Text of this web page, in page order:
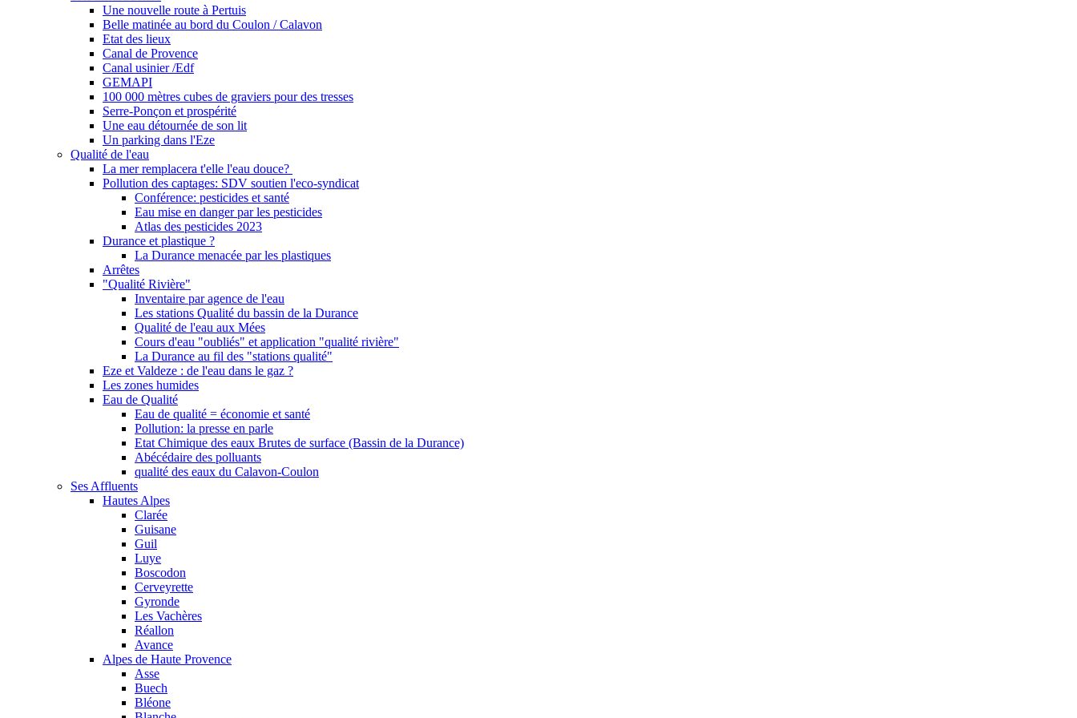
Une nouvelle route à Pertuis
Belle matinée au bord du Coulon / Calavon
Etat des lieux
Canal de Provence
Canal usinier /Edf
GEMAPI
100 000 mètres cubes de graviers pour des tresses
Serre-Ponçon et prospérité
Une eau détournée de son lit
Un parking dans l'Eze
Qualité de l'eau
La mer remplacera t'elle l'eau douce?
Pollution des captages: SDV soutien l'eco-syndicat
Conférence: pesticides et santé
Eau mise en danger par les pesticides
Atlas des pesticides 2023
Durance et plastique ?
La Durance menacée par les plastiques
Arrêtes
"Qualité Rivière"
Inventaire par agence de l'eau
Les stations Qualité du bassin de la Durance
Qualité de l'eau aux Mées
Cours d'eau "oubliés" et application "qualité rivière"
La Durance au fil des "stations qualité"
Eze et Valdeze : de l'eau dans le gaz ?
Les zones humides
Eau de Qualité
Eau de qualité = économie et santé
Pollution: la presse en parle
Etat Chimique des eaux Brutes de surface (Bassin de la Durance)
Abécédaire des polluants
qualité des eaux du Calavon-Coulon
Ses Affluents
Hautes Alpes
Clarée
Guisane
Guil
Luye
Boscodon
Cerveyrette
Gyronde
Les Vachères
Réallon
Avance
Alpes de Haute Provence
Asse
Buech
Bléone